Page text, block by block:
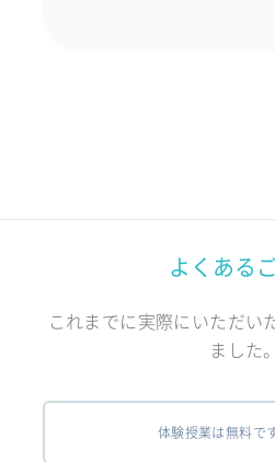
よくある
これまでに実際にいただい
ました。
体験授業は無料で